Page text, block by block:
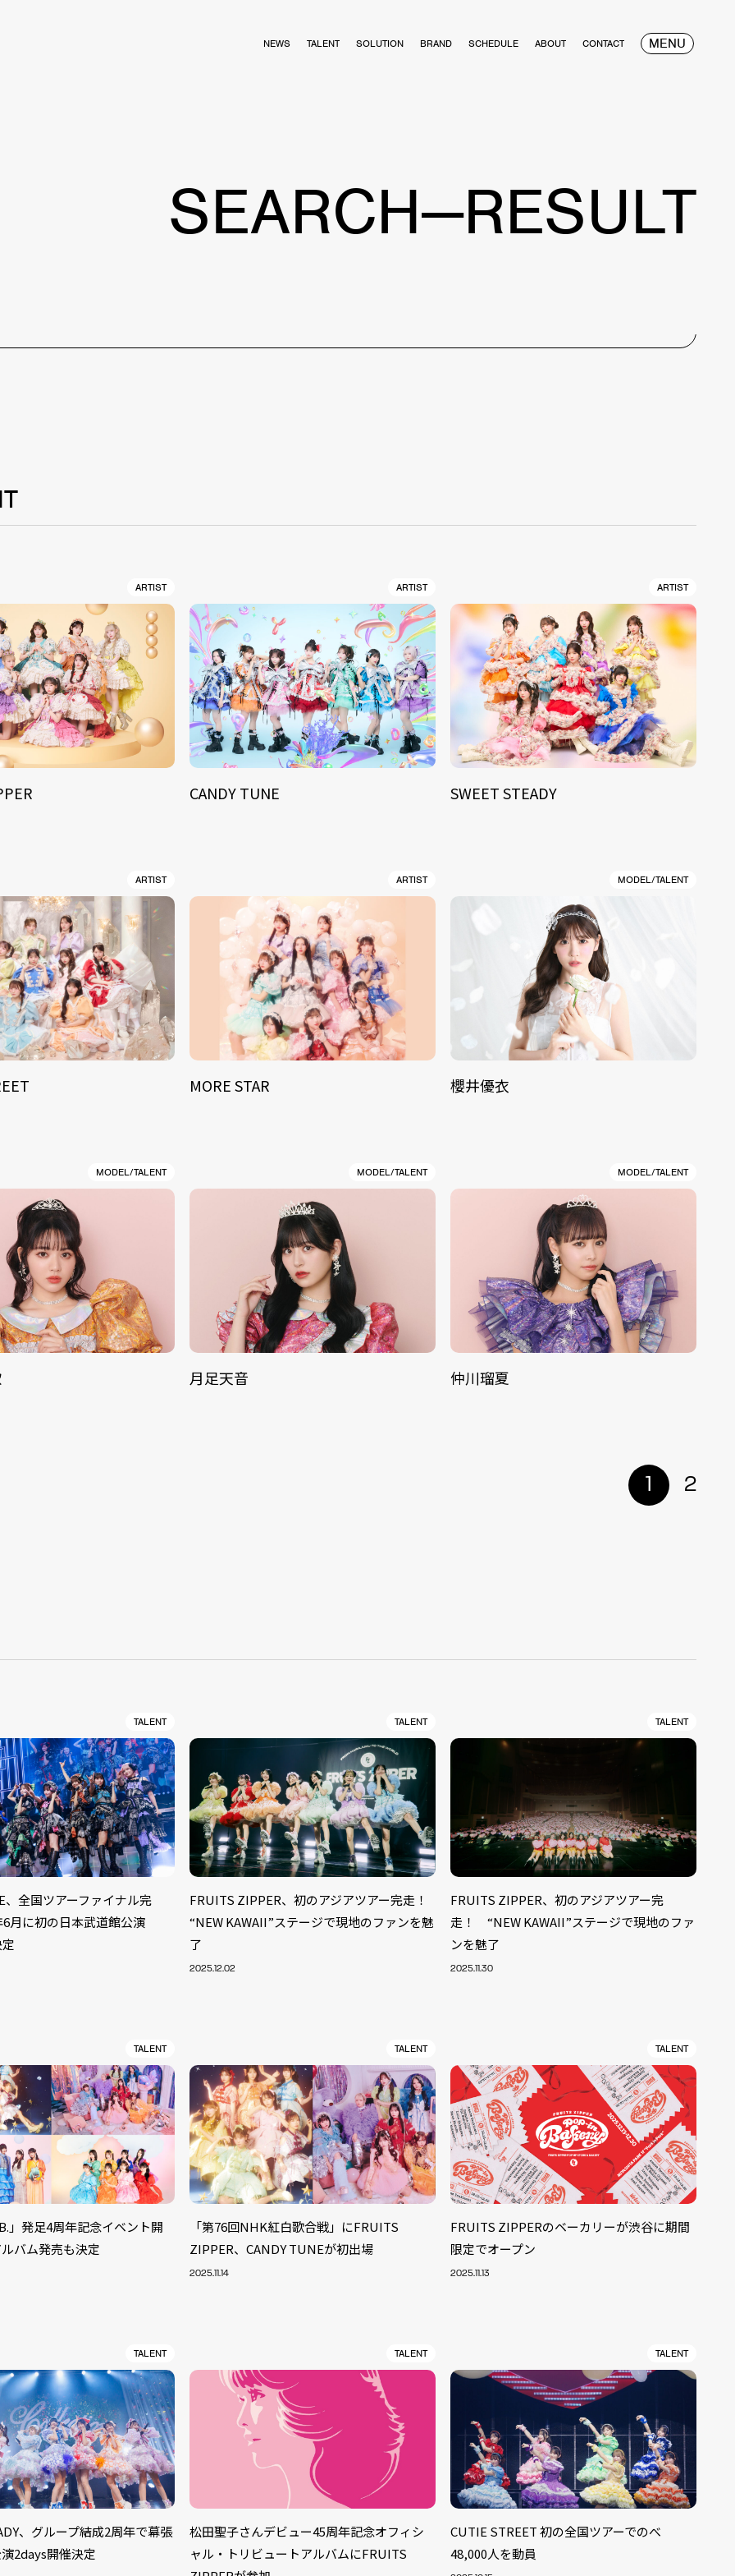
NEWS TALENT SOLUTION BRAND SCHEDULE ABOUT CONTACT MENU
SEARCH—RESULT
ARTIST ARTIST
CANDY TUNE
ARTIST
SWEET STEADY
ARTIST ARTIST
MORE STAR
MODEL/TALENT
櫻井優衣
MODEL/TALENT MODEL/TALENT
月足天音
MODEL/TALENT
仲川瑠夏
1 2
TALENT
、全国ツアーファイナル完
月に初の日本武道館公演
TALENT
FRUITS ZIPPER、初のアジアツアー完走！
“NEW KAWAII”ステージで現地のファンを魅
了
2025.12.02
TALENT
FRUITS ZIPPER、初のアジアツアー完
走！ “NEW KAWAII”ステージで現地のファ
ンを魅了
2025.11.30
TALENT
」発足4周年記念イベント開
バム発売も決定
TALENT
「第76回NHK紅白歌合戦」にFRUITS
ZIPPER、CANDY TUNEが初出場
2025.11.14
TALENT
FRUITS ZIPPERのベーカリーが渋谷に期間
限定でオープン
2025.11.13
TALENT
、グループ結成2周年で幕張
2days開催決定
TALENT
松田聖子さんデビュー45周年記念オフィシ
ャル・トリビュートアルバムにFRUITS
TALENT
CUTIE STREET 初の全国ツアーでのべ
48,000人を動員
ARTIST40 MODEL/TALENT